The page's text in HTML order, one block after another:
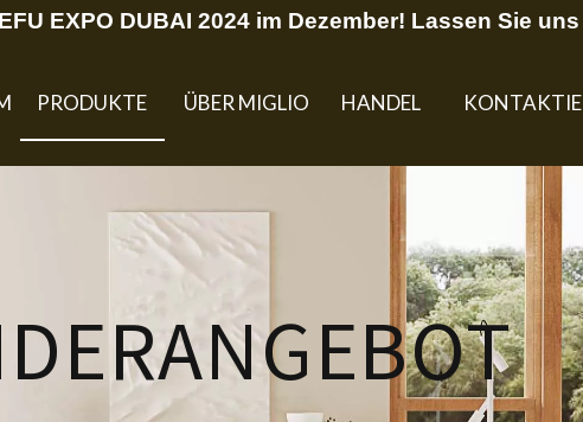
EXPO DUBAI 2024 im Dezember! Lassen Sie
PRODUKTE ÜBER MIGLIO HANDEL